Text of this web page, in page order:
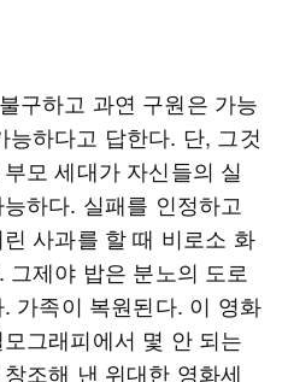
구하고 과연 구원은 가능
하다고 답한다. 단, 그것
모 세대가 자신들의 실
하다. 실패를 인정하고
사과를 할 때 비로소 화
제야 밥은 분노의 도로
가족이 복원된다. 이 영화
그래피에서 몇 안 되는
조해 낸 위대한 영화세